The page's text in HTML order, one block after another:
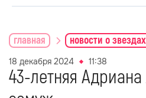
главная новости о звездах
18 декабря 2024 11:38
43-летняя